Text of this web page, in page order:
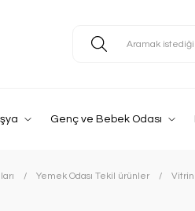
Genç ve Bebek Odası
Yemek Odası Tekil ürünler Vitrin